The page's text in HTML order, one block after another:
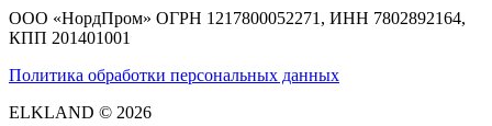
ООО «НордПром» ОГРН 1217800052271, ИНН 7802892164,
КПП 201401001
Политика обработки персональных данных
ELKLAND © 2026